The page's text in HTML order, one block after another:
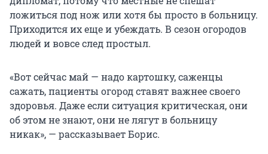
ложиться под нож или хотя бы просто в больницу.
Приходится их еще и убеждать. В сезон огородов
людей и вовсе след простыл.
«Вот сейчас май — надо картошку, саженцы
сажать, пациенты огород ставят важнее своего
здоровья. Даже если ситуация критическая, они
об этом не знают, они не лягут в больницу
никак», — рассказывает Борис.